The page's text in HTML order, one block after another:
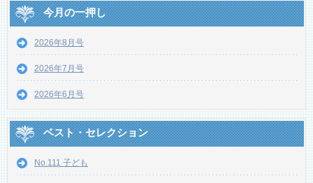
今月の一押し
2026年8月号
2026年7月号
2026年6月号
ベスト・セレクション
No.111 子ども